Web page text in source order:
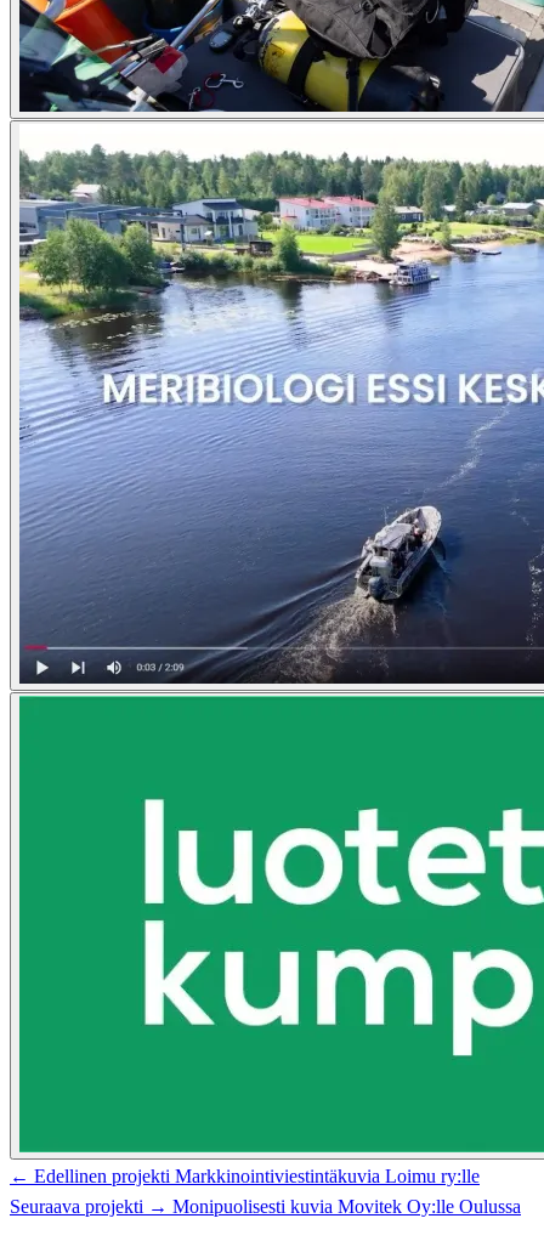
← Edellinen projekti Markkinointiviestintäkuvia Loimu ry:lle
Seuraava projekti → Monipuolisesti kuvia Movitek Oy:lle Oulussa